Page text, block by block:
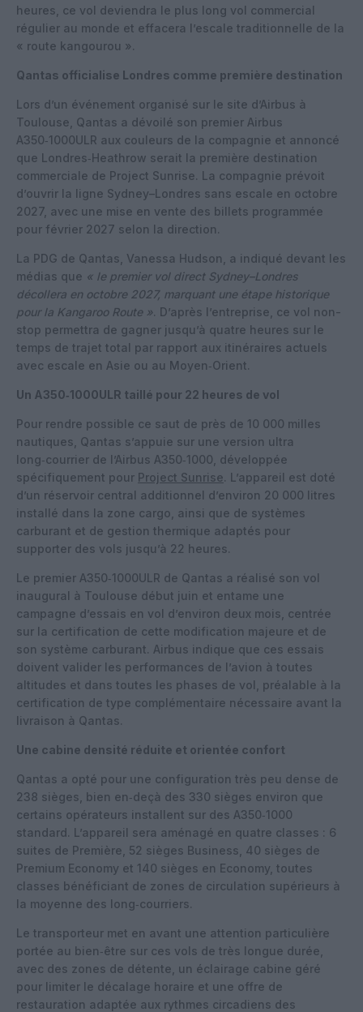
heures, ce vol deviendra le plus long vol commercial
régulier au monde et effacera l’escale traditionnelle de la
« route kangourou ».
Qantas officialise Londres comme première destination
Lors d’un événement organisé sur le site d’Airbus à
Toulouse, Qantas a dévoilé son premier Airbus
A350‑1000ULR aux couleurs de la compagnie et annoncé
que Londres‑Heathrow serait la première destination
commerciale de Project Sunrise. La compagnie prévoit
d’ouvrir la ligne Sydney–Londres sans escale en octobre
2027, avec une mise en vente des billets programmée
pour février 2027 selon la direction.
La PDG de Qantas, Vanessa Hudson, a indiqué devant les
médias que « le premier vol direct Sydney–Londres
décollera en octobre 2027, marquant une étape historique
pour la Kangaroo Route ». D’après l’entreprise, ce vol non-
stop permettra de gagner jusqu’à quatre heures sur le
temps de trajet total par rapport aux itinéraires actuels
avec escale en Asie ou au Moyen‑Orient.
Un A350‑1000ULR taillé pour 22 heures de vol
Pour rendre possible ce saut de près de 10 000 milles
nautiques, Qantas s’appuie sur une version ultra
long‑courrier de l’Airbus A350‑1000, développée
spécifiquement pour Project Sunrise. L’appareil est doté
d’un réservoir central additionnel d’environ 20 000 litres
installé dans la zone cargo, ainsi que de systèmes
carburant et de gestion thermique adaptés pour
supporter des vols jusqu’à 22 heures.
Le premier A350‑1000ULR de Qantas a réalisé son vol
inaugural à Toulouse début juin et entame une
campagne d’essais en vol d’environ deux mois, centrée
sur la certification de cette modification majeure et de
son système carburant. Airbus indique que ces essais
doivent valider les performances de l’avion à toutes
altitudes et dans toutes les phases de vol, préalable à la
certification de type complémentaire nécessaire avant la
livraison à Qantas.
Une cabine densité réduite et orientée confort
Qantas a opté pour une configuration très peu dense de
238 sièges, bien en‑deçà des 330 sièges environ que
certains opérateurs installent sur des A350‑1000
standard. L’appareil sera aménagé en quatre classes : 6
suites de Première, 52 sièges Business, 40 sièges de
Premium Economy et 140 sièges en Economy, toutes
classes bénéficiant de zones de circulation supérieurs à
la moyenne des long‑courriers.
Le transporteur met en avant une attention particulière
portée au bien‑être sur ces vols de très longue durée,
avec des zones de détente, un éclairage cabine géré
pour limiter le décalage horaire et une offre de
restauration adaptée aux rythmes circadiens des